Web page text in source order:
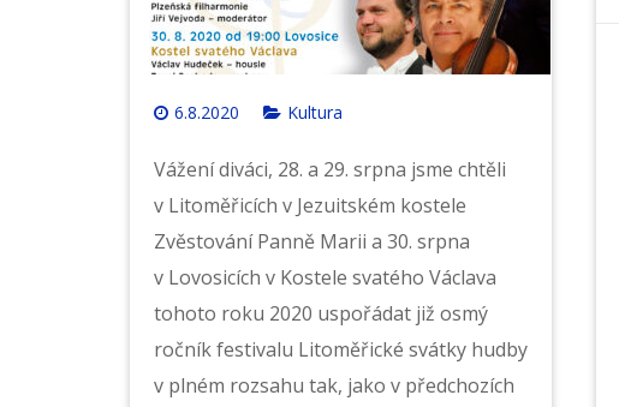
6.8.2020 Kultura
Vážení diváci, 28. a 29. srpna jsme chtěli
v Litoměřicích v Jezuitském kostele
Zvěstování Panně Marii a 30. srpna
v Lovosicích v Kostele svatého Václava
tohoto roku 2020 uspořádat již osmý
ročník festivalu Litoměřické svátky hudby
v plném rozsahu tak, jako v předchozích